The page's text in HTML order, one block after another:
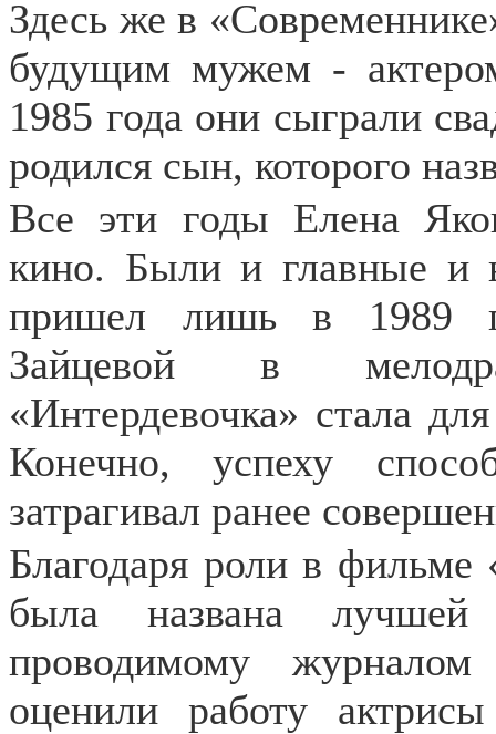
Здесь же в
будущим мужем -
1985 года они сыграли
родился сын, которого
Все эти годы Елена
кино. Были и главные и
пришел лишь в 1989
Зайцевой в
«Интердевочка» стала
Конечно, успеху
затрагивал ранее
Благодаря роли в фильме
была названа
проводимому
оценили работу